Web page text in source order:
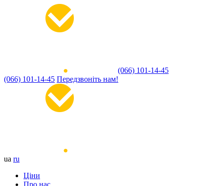
(066) 101-14-45
(066) 101-14-45 Передзвоніть нам!
ua ru
Ціни
Про нас